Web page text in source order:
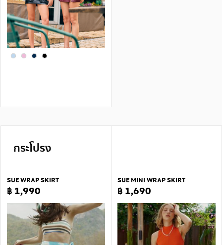
กระโปรง
SUE WRAP SKIRT
฿ 1,990
SUE MINI WRAP SKIRT
฿ 1,690